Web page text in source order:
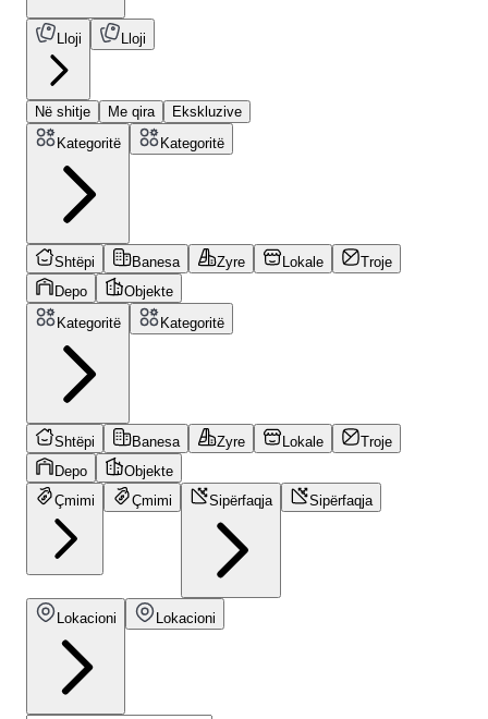
Lloji Lloji
Në shitje Me qira
Ekskluzive
Kategoritë
Kategoritë
Shtëpi Banesa Zyre Lokale
Troje
Depo
Objekte
Kategoritë
Kategoritë
Shtëpi Banesa Zyre Lokale
Troje
Depo
Objekte
Çmimi
Çmimi Sipërfaqja Sipërfaqja
Lokacioni Lokacioni